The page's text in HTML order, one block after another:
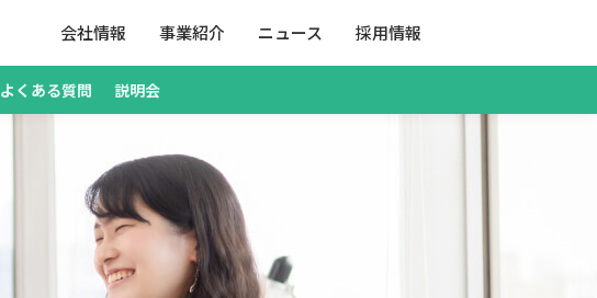
会社情報 事業紹介 ニュース 採用情報
よくある質問 説明会